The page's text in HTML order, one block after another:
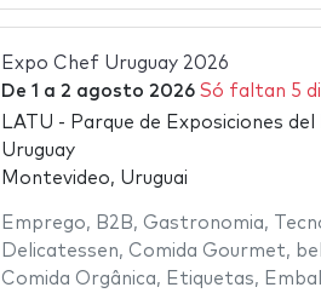
Expo Chef Uruguay 2026
De 1 a 2 agosto 2026 Só faltan 5
LATU - Parque de Exposiciones
Uruguay
Montevideo, Uruguai
Emprego, B2B, Gastronomia,
Delicatessen, Comida Gourmet,
Comida Orgânica, Etiquetas,